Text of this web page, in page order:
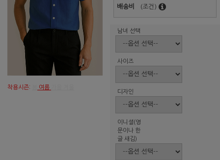
착용시즌: 여름
배송비 (조건)
남녀 선택
사이즈
디자인
이니셜(영
문이나 한
글 새김)